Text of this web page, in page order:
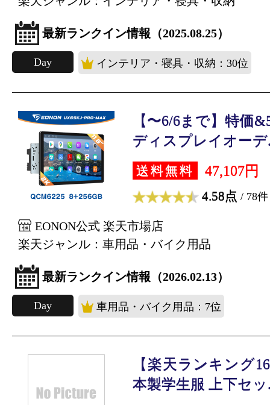
最新ランクイン情報（2025.08.25）
Day インテリア・寝具・収納：30位
【〜6/6まで】特価
ディスプレイオーデ
送料無料 47,107円
4.58点 / 78件
EONON公式 楽天市場店
楽天ジャンル：車用品・バイク用品
最新ランクイン情報（2026.02.13）
Day 車用品・バイク用品：7位
【楽天ランキング
本製学生服 上下セッ